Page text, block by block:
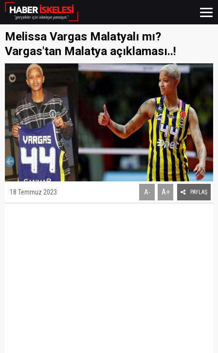
Melissa Vargas Malatyalı mı?
Vargas'tan Malatya açıklaması..!
18 Temmuz 2023 A- A+ PAYLAŞ